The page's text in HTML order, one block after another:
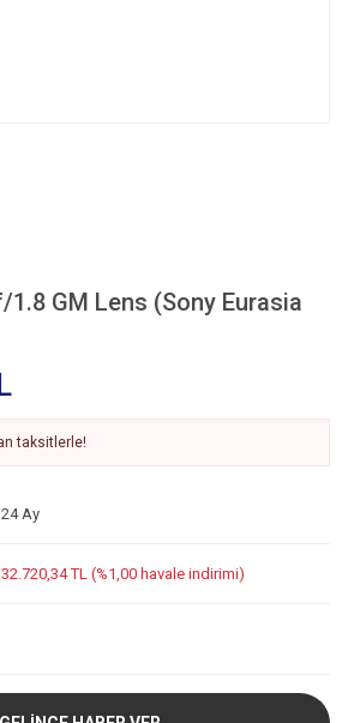
1.8 GM Lens (Sony Eurasia
taksitlerle!
24 Ay
32.720,34 TL (%1,00 havale indirimi)